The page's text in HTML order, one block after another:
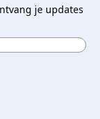
je updates